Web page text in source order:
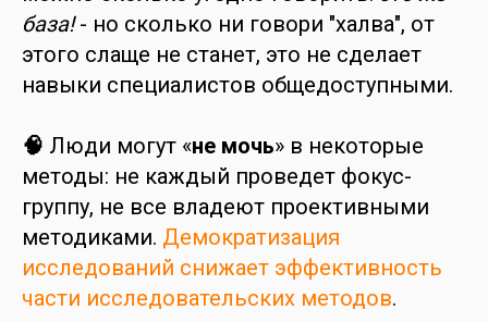
база!- но сколько ни говори "халва", от
этого слаще не станет, это не сделает
навыки специалистов общедоступными.
🧠 Люди могут «не мочь» в некоторые
методы: не каждый проведет фокус-
группу, не все владеют проективными
методиками. Демократизация
исследований снижает эффективность
части исследовательских методов.